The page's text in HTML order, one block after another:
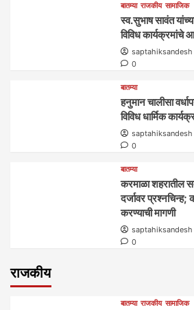
बातम्या राजकीय सामाजिक
स्व.सुभाष सावंत
विविध कार्यक्रमांचे
saptahiksandesh
0
बातम्या
हनुमान चालीसा
विविध धार्मिक
saptahiksandesh
0
बातम्या
करमाळा शहरातील
दर्जावर प्रश्नचिन्ह;
करण्याची मागणी
saptahiksandesh
0
राजकीय
बातम्या राजकीय सामाजिक